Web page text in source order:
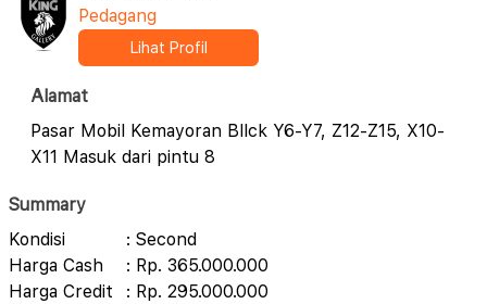
Pedagang
Lihat Profil
Alamat
Pasar Mobil Kemayoran Bllck Y6-Y7, Z12-Z15, X10-
X11 Masuk dari pintu 8
Summary
Kondisi
: Second
Harga Cash
: Rp. 365.000.000
Harga Credit
: Rp. 295.000.000